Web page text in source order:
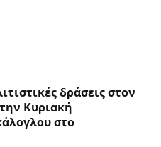
δράσεις στον
Κυριακή
στο